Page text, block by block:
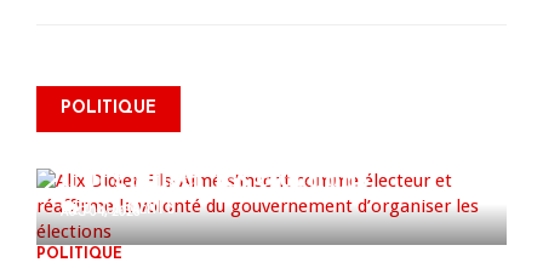
POLITIQUE
0 COMMENTS
Alix Didier Fils-Aimé s’inscrit
comme électeur et réaffirme la
d’organiser les élections
AUG 04, 2026
POLITIQUE